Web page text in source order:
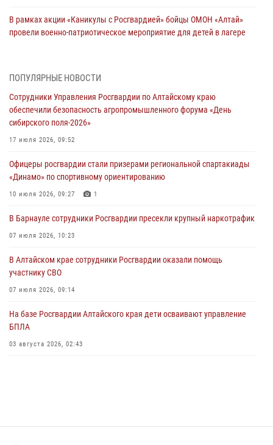
В рамках акции «Каникулы с Росгвардией» бойцы ОМОН «Алтай»
провели военно-патриотическое мероприятие для детей в лагере
акции «Коробка храбрости»
Сотрудники Росгвардии провели встречу с юными пограничниками
03 июля 2026, 04:03
Управление Росгвардии по Алтайскому краю провело для детей
02 июля 2026, 00:55
Алтайскому краю подведены итоги «прямой линии»
01 июля 2026, 07:49
ПОПУЛЯРНЫЕ НОВОСТИ
Сотрудники Управления Росгвардии по Алтайскому краю
обеспечили безопасность агропромышленного форума «День
сибирского поля-2026»
17 июля 2026, 09:52
Офицеры росгвардии стали призерами региональной спартакиады
«Динамо» по спортивному ориентированию
10 июля 2026, 09:27 1
В Барнауле сотрудники Росгвардии пресекли крупный наркотрафик
07 июля 2026, 10:23
В Алтайском крае сотрудники Росгвардии оказали помощь
участнику СВО
07 июля 2026, 09:14
На базе Росгвардии Алтайского края дети осваивают управление
БПЛА
03 августа 2026, 02:43